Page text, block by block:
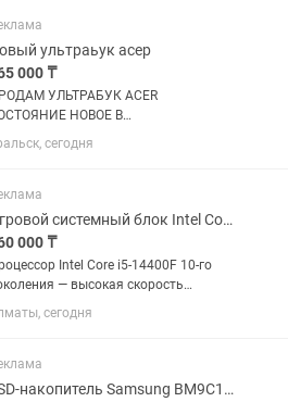
ультраьук асер
000 ₸
УЛЬТРАБУК ACER
НОВОЕ В
БЫЛ 2 НЕДЕЛИ !
СМЕЛО В ПОДАРОК ! СВОЯ
КАК MacBook ! Intel Core 5-
/ OZY / SSD ! ДИСПЛЕЙ 120 GHz
сегодня
Игровой системный блок Intel Core i5-14400F NVIDIA GeForce RTX 5060
000 ₸
Intel Core i5-14400F 10-го
— высокая скорость
данных для самых
задач. - • Видеокарта
— реалистичная графика
сегодня
SSD-накопитель Samsung BM9C1 512 ГБ (MZ-VMX5120)